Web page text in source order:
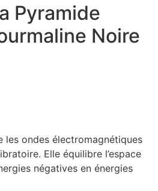
Pyramide
Noire
les ondes électromagnétiques
Elle équilibre l’espace
négatives en énergies